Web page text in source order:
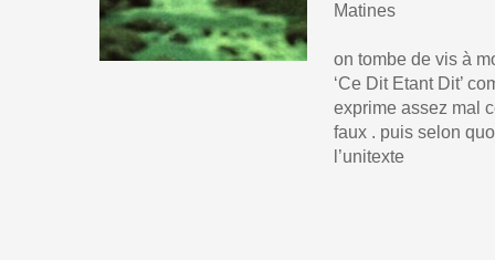
Matines
on tombe de vis à
‘Ce Dit Etant Dit’
exprime assez mal
faux . puis selon
l’unitexte